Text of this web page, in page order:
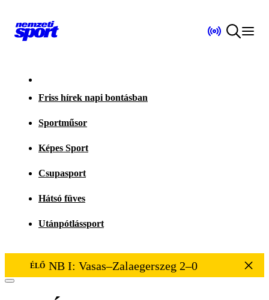
Friss hírek napi bontásban
Sportműsor
Képes Sport
Csupasport
Hátsó füves
Utánpótlássport
ÉLŐ NB I: Vasas–Zalaegerszeg 2–0